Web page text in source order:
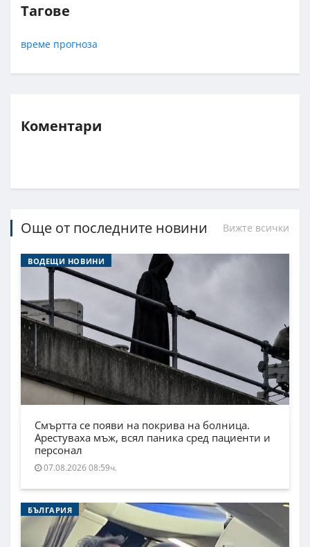
Тагове
време прогноза
Коментари
Още от последните новини Вижте всички
ВОДЕЩИ НОВИНИ
Смъртта се появи на покрива на болница.
Арестуваха мъж, всял паника сред пациенти и
персонал
07.08.2026 08:59ч.
БЪЛГАРИЯ